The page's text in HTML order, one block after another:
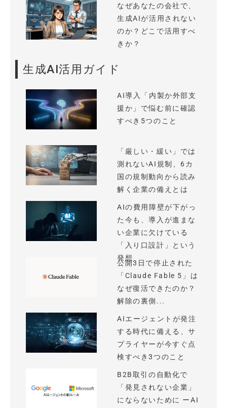
なぜあなたの会社で、
生成AIが活用されない
のか？どこで活用すべ
きか？
生成AI活用ガイド
AI導入「内製か外部支
援か」で悩む前に確認
すべき5つのこと
「厳しい・緩い」では
測れないAI規制、6カ
国の規制動向から読み
解く企業の備えとは
AIの費用障壁が下がっ
た今も、導入が進まな
い企業に欠けている
「入り口設計」という
発想
公開3日で停止された
「Claude Fable 5」は
なぜ復活できたのか？
解除の裏側...
AIエージェントが発注
する時代に備える、サ
プライヤーが今すぐ点
検すべき3つのこと
B2B取引の自動化で
「発見されない企業」
にならないために ーAI